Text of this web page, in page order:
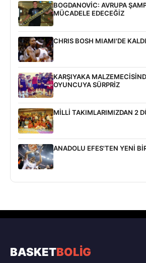
BOGDANOVİC: AVRUPA
MÜCADELE EDECEĞİZ
CHRIS BOSH MIAMI'DE KALDI
KARŞIYAKA
OYUNCUYA SÜRPRİZ
MİLLİ TAKIMLARIMIZDAN 2
ANADOLU EFES'TEN YENİ
BASKETBOLİG